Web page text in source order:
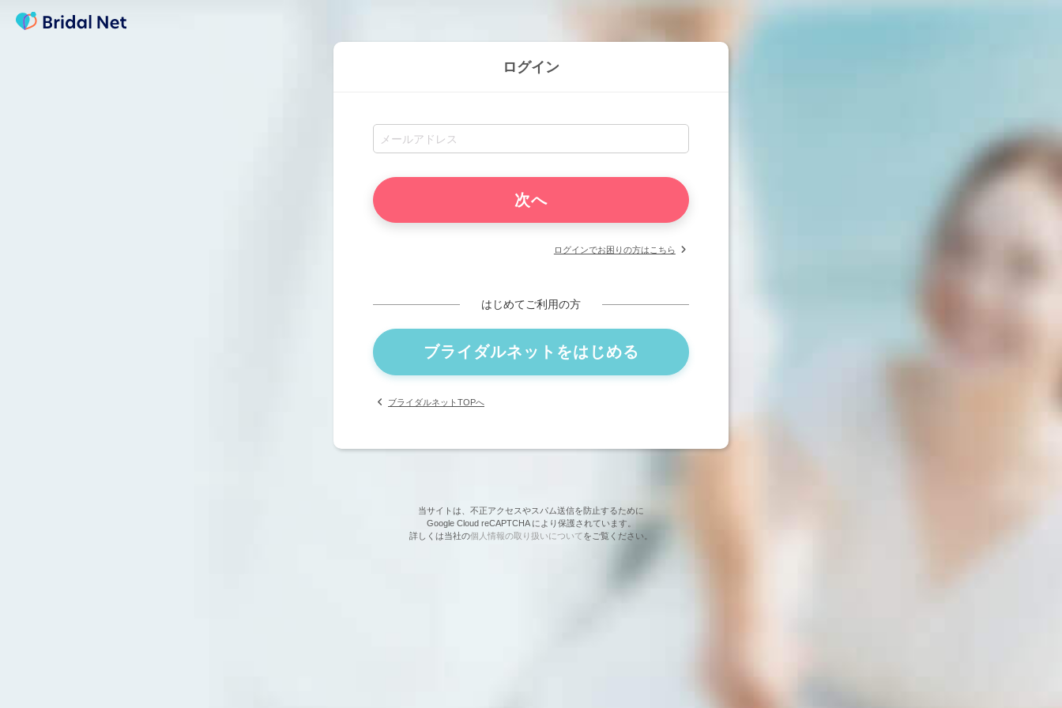
ログイン
ログインでお困りの方はこちら
はじめてご利用の方
ブライダルネットをはじめる
ブライダルネットTOPへ
当サイトは、不正アクセスやスパム送信を防止するために
Google Cloud reCAPTCHA により保護されています。
詳しくは当社の個人情報の取り扱いについてをご覧ください。